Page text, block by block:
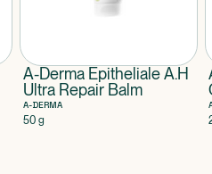
A-Derma Epitheliale A.H
Ultra Repair Balm
A-DERMA
50 g